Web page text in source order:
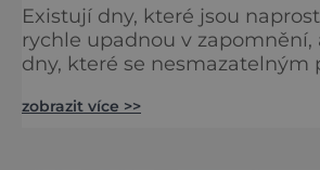
Existují dny, které jsou
rychle upadnou v zapomnění,
dny, které se nesmazatelným
dojde k významnému objevu
zobrazit více >>